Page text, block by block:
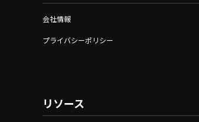
会社情報
プライバシーポリシー
リソース